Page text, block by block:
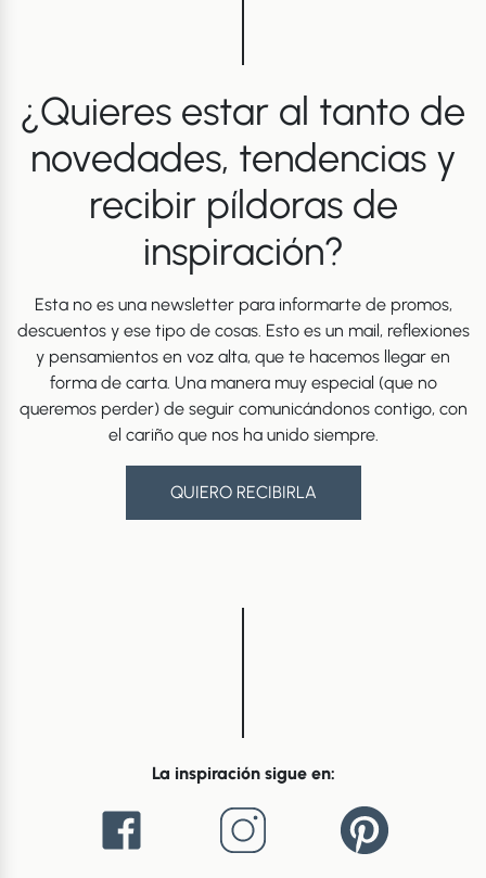
¿Quieres estar al tanto de
novedades, tendencias y
recibir píldoras de
inspiración?
Esta no es una newsletter para informarte de promos,
descuentos y ese tipo de cosas. Esto es un mail, reflexiones
y pensamientos en voz alta, que te hacemos llegar en
forma de carta. Una manera muy especial (que no
queremos perder) de seguir comunicándonos contigo, con
el cariño que nos ha unido siempre.
QUIERO RECIBIRLA
La inspiración sigue en: